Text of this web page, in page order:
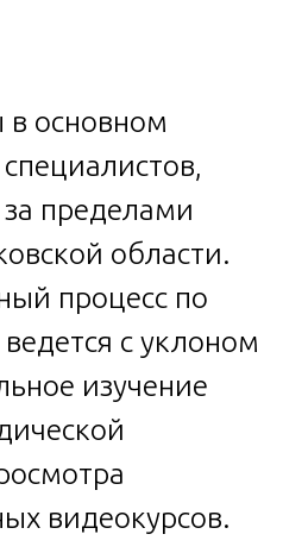
в основном
пределами
области.
процесс по
с уклоном
изучение
видеокурсов.